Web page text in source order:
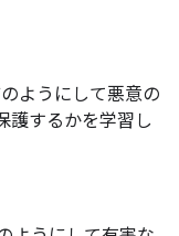
ようにして悪意の
護するかを学習し